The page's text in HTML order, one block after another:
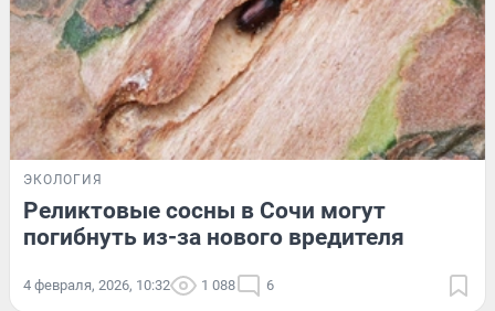
ЭКОЛОГИЯ
Реликтовые сосны в Сочи могут
погибнуть из-за нового вредителя
4 февраля, 2026, 10:32 1 088 6